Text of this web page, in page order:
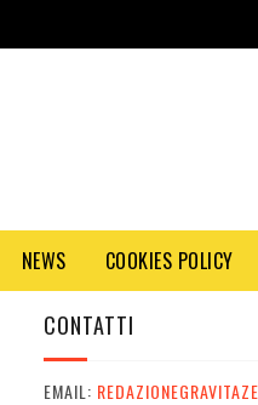
NEWS COOKIES POLICY
CONTATTI
EMAIL: